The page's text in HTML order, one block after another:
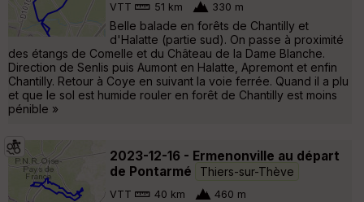
VTT 51 km 330 m
Belle balade en forêts de Chantilly et
d'Halatte (partie sud). On passe à proximité
des étangs de Comelle et du Château de la Dame Blanche.
Direction de Senlis puis Aumont en Halatte, Apremont et enfin
Chantilly. Retour à Coye en suivant la voie ferrée. Quand il a plu
et que le sol est humide rouler en forêt de Chantilly est moins
pénible »
2023-12-16 - Ermenonville au départ
de Pontarmé
Thiers-sur-Thève
VTT 40 km 460 m